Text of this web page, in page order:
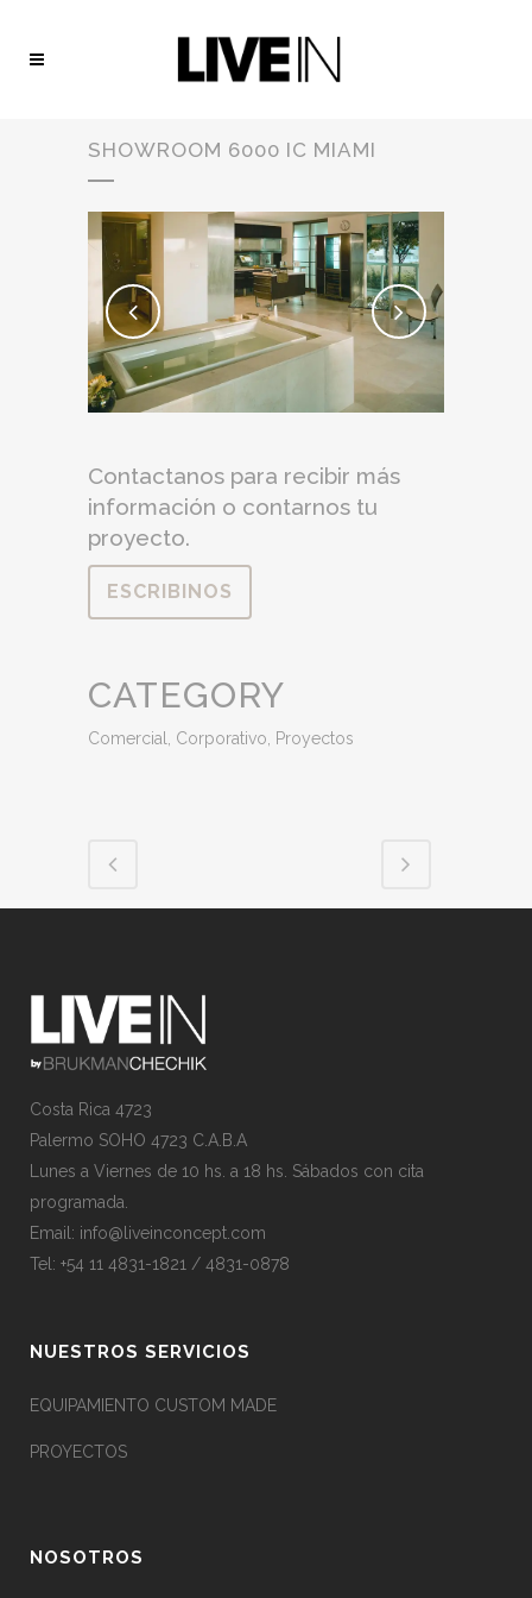
SHOWROOM 6000 IC MIAMI
Contactanos para recibir más
información o contarnos tu
proyecto.
ESCRIBINOS
CATEGORY
Comercial, Corporativo, Proyectos
Costa Rica 4723
Palermo SOHO 4723 C.A.B.A
Lunes a Viernes de 10 hs. a 18 hs. Sábados con cita
programada.
Email: info@liveinconcept.com
Tel: +54 11 4831-1821 / 4831-0878
NUESTROS SERVICIOS
EQUIPAMIENTO CUSTOM MADE
PROYECTOS
NOSOTROS